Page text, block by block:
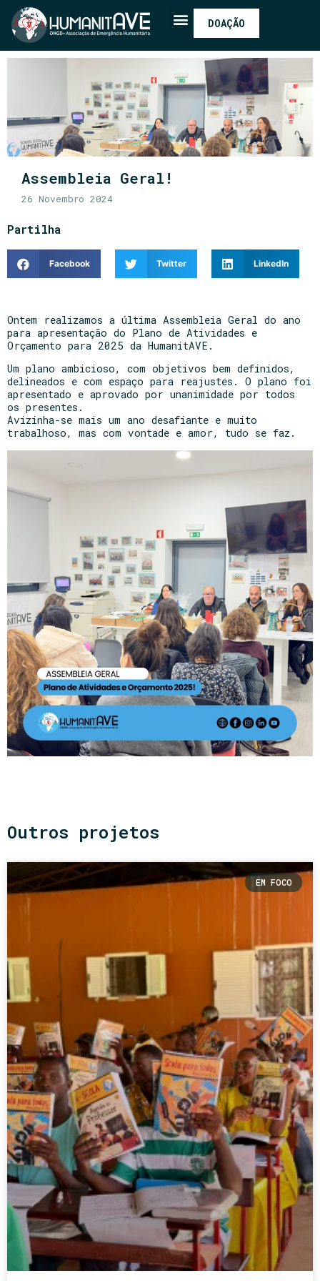
DOAÇÃO
Assembleia Geral!
26 Novembro 2024
Partilha
Facebook Twitter LinkedIn
Ontem realizamos a última Assembleia Geral do ano
para apresentação do Plano de Atividades e
Orçamento para 2025 da HumanitAVE.
Um plano ambicioso, com objetivos bem definidos,
delineados e com espaço para reajustes. O plano foi
apresentado e aprovado por unanimidade por todos
os presentes.
Avizinha-se mais um ano desafiante e muito
trabalhoso, mas com vontade e amor, tudo se faz.
Outros projetos
EM FOCO